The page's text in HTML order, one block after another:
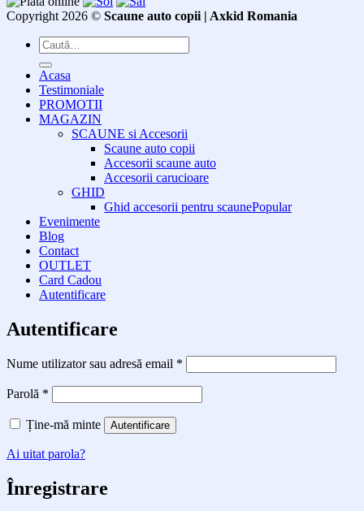
Copyright 2026 © Scaune auto copii | Axkid Romania
Caută
după:
Acasa
Testimoniale
PROMOTII
MAGAZIN
SCAUNE si Accesorii
Scaune auto copii
Accesorii scaune auto
Accesorii carucioare
GHID
Ghid accesorii pentru scaune
Evenimente
Blog
Contact
OUTLET
Card Cadou
Autentificare
Autentificare
Nume utilizator sau adresă email *
Parolă *
Alternative:
Ține-mă minte Autentificare
Ai uitat parola?
Înregistrare